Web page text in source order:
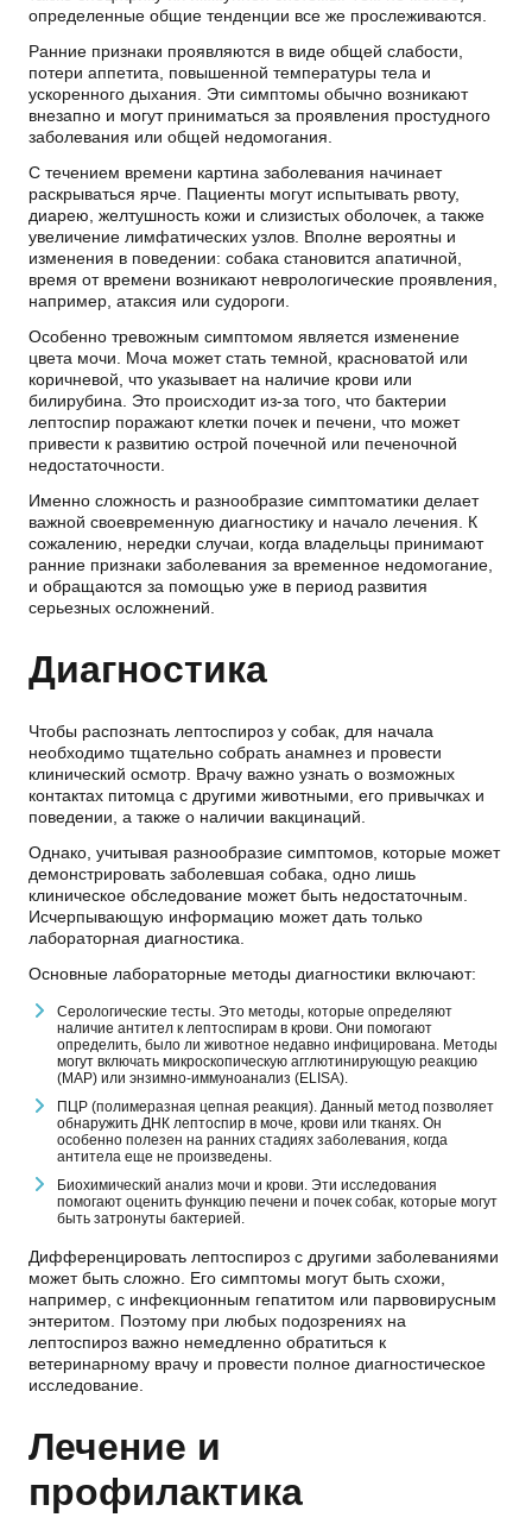
определенные общие тенденции все же прослеживаются.
Ранние признаки проявляются в виде общей слабости,
потери аппетита, повышенной температуры тела и
ускоренного дыхания. Эти симптомы обычно возникают
внезапно и могут приниматься за проявления простудного
заболевания или общей недомогания.
С течением времени картина заболевания начинает
раскрываться ярче. Пациенты могут испытывать рвоту,
диарею, желтушность кожи и слизистых оболочек, а также
увеличение лимфатических узлов. Вполне вероятны и
изменения в поведении: собака становится апатичной,
время от времени возникают неврологические проявления,
например, атаксия или судороги.
Особенно тревожным симптомом является изменение
цвета мочи. Моча может стать темной, красноватой или
коричневой, что указывает на наличие крови или
билирубина. Это происходит из-за того, что бактерии
лептоспир поражают клетки почек и печени, что может
привести к развитию острой почечной или печеночной
недостаточности.
Именно сложность и разнообразие симптоматики делает
важной своевременную диагностику и начало лечения. К
сожалению, нередки случаи, когда владельцы принимают
ранние признаки заболевания за временное недомогание,
и обращаются за помощью уже в период развития
серьезных осложнений.
Диагностика
Чтобы распознать лептоспироз у собак , для начала
необходимо тщательно собрать анамнез и провести
клинический осмотр. Врачу важно узнать о возможных
контактах питомца с другими животными, его привычках и
поведении, а также о наличии вакцинаций.
Однако, учитывая разнообразие симптомов, которые может
демонстрировать заболевшая собака, одно лишь
клиническое обследование может быть недостаточным.
Исчерпывающую информацию может дать только
лабораторная диагностика.
Основные лабораторные методы диагностики включают:
Серологические тесты. Это методы, которые определяют
наличие антител к лептоспирам в крови. Они помогают
определить, было ли животное недавно инфицирована. Методы
могут включать микроскопическую агглютинирующую реакцию
(МАР) или энзимно-иммуноанализ (ELISA).
ПЦР (полимеразная цепная реакция). Данный метод позволяет
обнаружить ДНК лептоспир в моче, крови или тканях. Он
особенно полезен на ранних стадиях заболевания, когда
антитела еще не произведены.
Биохимический анализ мочи и крови. Эти исследования
помогают оценить функцию печени и почек собак, которые могут
быть затронуты бактерией.
Дифференцировать лептоспироз с другими заболеваниями
может быть сложно. Его симптомы могут быть схожи,
например, с инфекционным гепатитом или парвовирусным
энтеритом. Поэтому при любых подозрениях на
лептоспироз важно немедленно обратиться к
ветеринарному врачу и провести полное диагностическое
исследование.
Лечение и
профилактика